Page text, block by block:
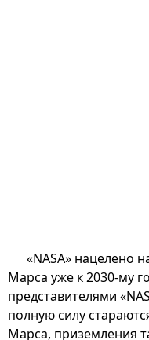
«NASA» нацелено
Марса уже к 2030-му
представителями
полную силу
Марса, приземления